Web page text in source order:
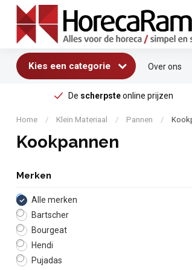
Kies een categorie Over ons
De scherpsteonline prijzen
Home / Klein Materiaal / Pannen /
Kookpannen
Merken
Alle merken
Bartscher
Bourgeat
Hendi
Pujadas